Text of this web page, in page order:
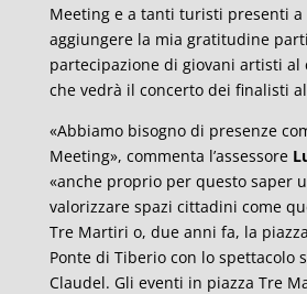
Meeting e a tanti turisti presenti a
aggiungere la mia gratitudine
partecipazione di giovani artisti al
che vedrà il concerto dei finalisti
«Abbiamo bisogno di presenze
Meeting», commenta l’assessore
«anche proprio per questo saper
valorizzare spazi cittadini come
Tre Martiri o, due anni fa, la
Ponte di Tiberio con lo spettacolo
Claudel. Gli eventi in piazza Tre